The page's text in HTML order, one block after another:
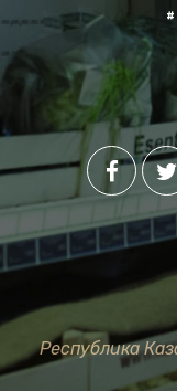
Республика